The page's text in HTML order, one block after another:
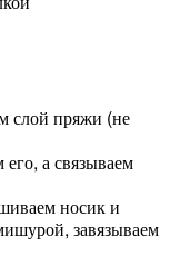
слой пряжи (не
а связываем
носик и
завязываем